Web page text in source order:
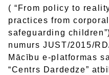
( “From policy to
practices from
safeguarding
numurs JUST/2015/
Mācību e-platformas
“Centrs Dardedze”